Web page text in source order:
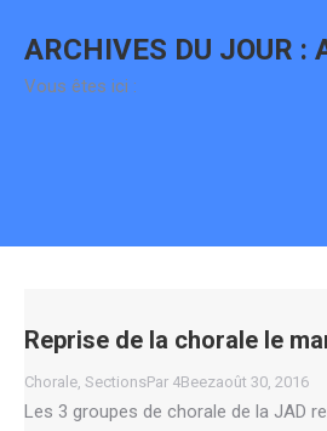
ARCHIVES DU JOUR :
Vous êtes ici :
Reprise de la chorale le
Chorale SectionsPar 4Beezaoût 30, 2016
Les 3 groupes de chorale de la JAD